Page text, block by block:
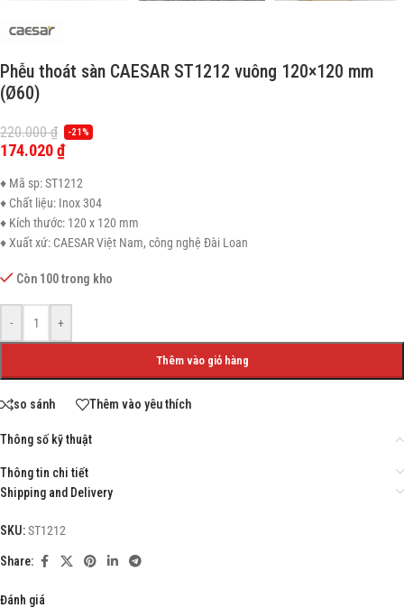
Phễu thoát sàn CAESAR ST1212 vuông 120×120 mm
(Ø60)
220.000₫ -21%
174.020₫
♦ Mã sp: ST1212
♦ Chất liệu: Inox 304
♦ Kích thước: 120 x 120 mm
♦ Xuất xứ: CAESAR Việt Nam, công nghệ Đài Loan
Còn 100 trong kho
- +
Thêm vào giỏ hàng
so sánh Thêm vào yêu thích
Thông số kỹ thuật
Thông tin chi tiết
Shipping and Delivery
SKU:ST1212
Share:
Đánh giá